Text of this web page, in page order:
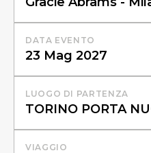
DATA EVENTO
LUOGO DI PARTENZA
VIAGGIO